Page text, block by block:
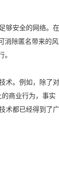
够安全的网络。
消除匿名带来的风
术。例如，除了
商业行为，事实
术都已经得到了